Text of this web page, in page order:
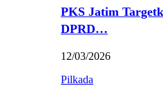
PKS Jatim
DPRD…
12/03/2026
Pilkada